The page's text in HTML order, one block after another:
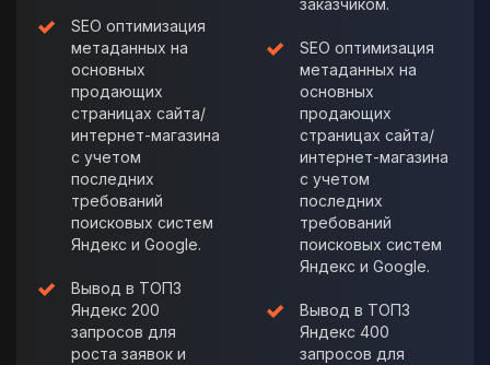
SEO оптимизация
метаданных на
основных
продающих
страницах сайта/
интернет-магазина
с учетом
последних
требований
поисковых систем
Яндекс и Google.
Вывод в ТОП3
Яндекс 200
запросов для
роста заявок и
заказчиком.
SEO оптимизация
метаданных на
основных
продающих
страницах сайта/
интернет-магазина
с учетом
последних
требований
поисковых систем
Яндекс и Google.
Вывод в ТОП3
Яндекс 400
запросов для